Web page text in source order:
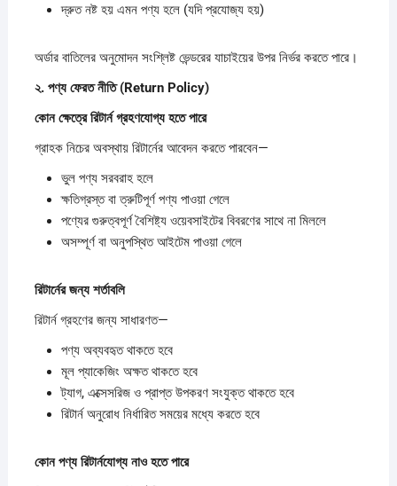
দ্রুত নষ্ট হয় এমন পণ্য হলে (যদি প্রযোজ্য হয়)
অর্ডার বাতিলের অনুমোদন সংশ্লিষ্ট ভেন্ডরের যাচাইয়ের উপর নির্ভর করতে পারে।
২. পণ্যফেরতনীতি (Return Policy)
কোনক্ষেত্রেরিটার্নগ্রহণযোগ্যহতেপারে
গ্রাহক নিচের অবস্থায় রিটার্নের আবেদন করতে পারবেন—
ভুল পণ্য সরবরাহ হলে
ক্ষতিগ্রস্ত বা ত্রুটিপূর্ণ পণ্য পাওয়া গেলে
পণ্যের গুরুত্বপূর্ণ বৈশিষ্ট্য ওয়েবসাইটের বিবরণের সাথে না মিললে
অসম্পূর্ণ বা অনুপস্থিত আইটেম পাওয়া গেলে
রিটার্নেরজন্যশর্তাবলি
রিটার্ন গ্রহণের জন্য সাধারণত—
পণ্য অব্যবহৃত থাকতে হবে
মূল প্যাকেজিং অক্ষত থাকতে হবে
ট্যাগ, এক্সেসরিজ ও প্রাপ্ত উপকরণ সংযুক্ত থাকতে হবে
রিটার্ন অনুরোধ নির্ধারিত সময়ের মধ্যে করতে হবে
কোনপণ্যরিটার্নযোগ্যনাওহতেপারে